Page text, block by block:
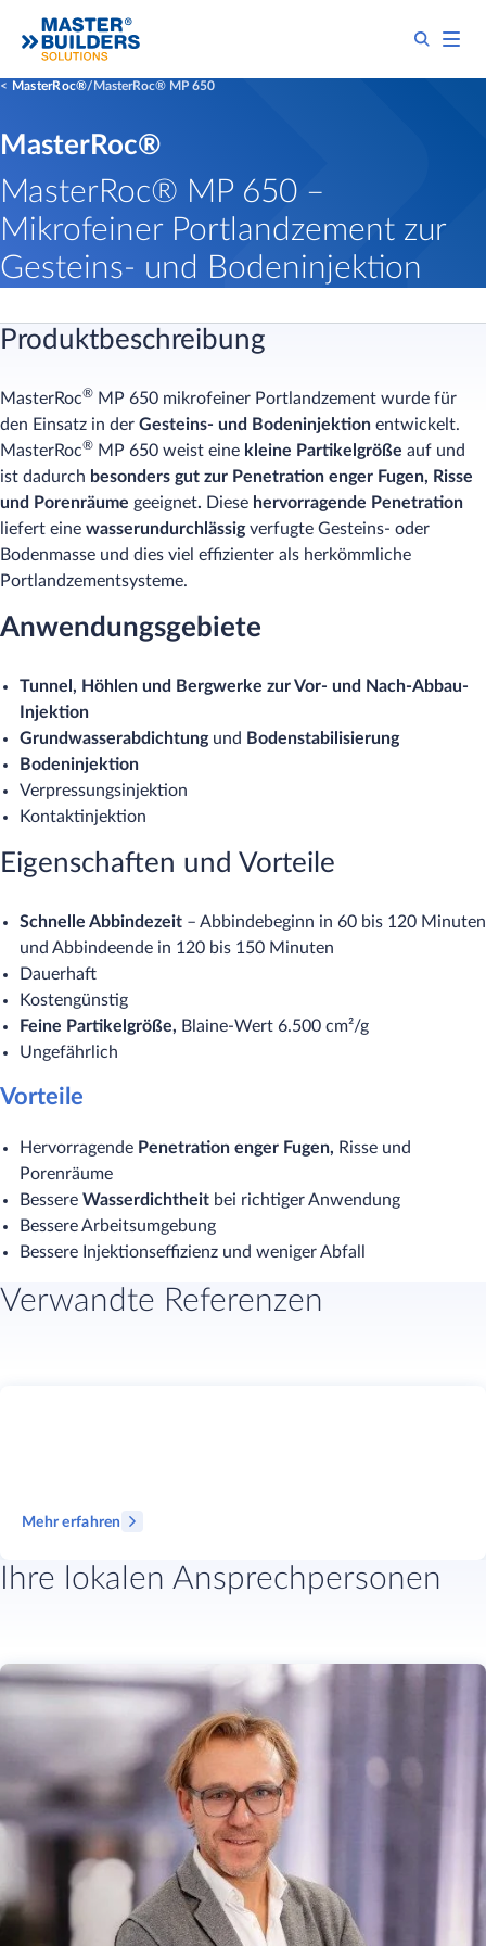
MasterRoc® MasterRoc® MP 650
MasterRoc®
MasterRoc® MP 650 –
Mikrofeiner Portlandzement zur
Gesteins- und Bodeninjektion
Produktbeschreibung
MasterRoc® MP 650 mikrofeiner Portlandzement wurde für
den Einsatz in der Gesteins- und Bodeninjektion entwickelt.
MasterRoc® MP 650 weist eine kleine Partikelgröße auf und
ist dadurch besonders gut zur Penetration enger Fugen, Risse
und Porenräume geeignet. Diese hervorragende Penetration
liefert eine wasserundurchlässigverfugte Gesteins- oder
Bodenmasse und dies viel effizienter als herkömmliche
Portlandzementsysteme.
Anwendungsgebiete
Tunnel, Höhlen und Bergwerke zur Vor- und Nach-Abbau-
Injektion
Grundwasserabdichtung und Bodenstabilisierung
Bodeninjektion
Verpressungsinjektion
Kontaktinjektion
Eigenschaften und Vorteile
Schnelle Abbindezeit – Abbindebeginn in 60 bis 120 Minuten
und Abbindeende in 120 bis 150 Minuten
Dauerhaft
Kostengünstig
Feine Partikelgröße, Blaine-Wert 6.500 cm²/g
Ungefährlich
Vorteile
Hervorragende Penetration enger Fugen, Risse und
Porenräume
Bessere Wasserdichtheit bei richtiger Anwendung
Bessere Arbeitsumgebung
Bessere Injektionseffizienz und weniger Abfall
Verwandte Referenzen
Mehr erfahren
Ihre lokalen Ansprechpersonen